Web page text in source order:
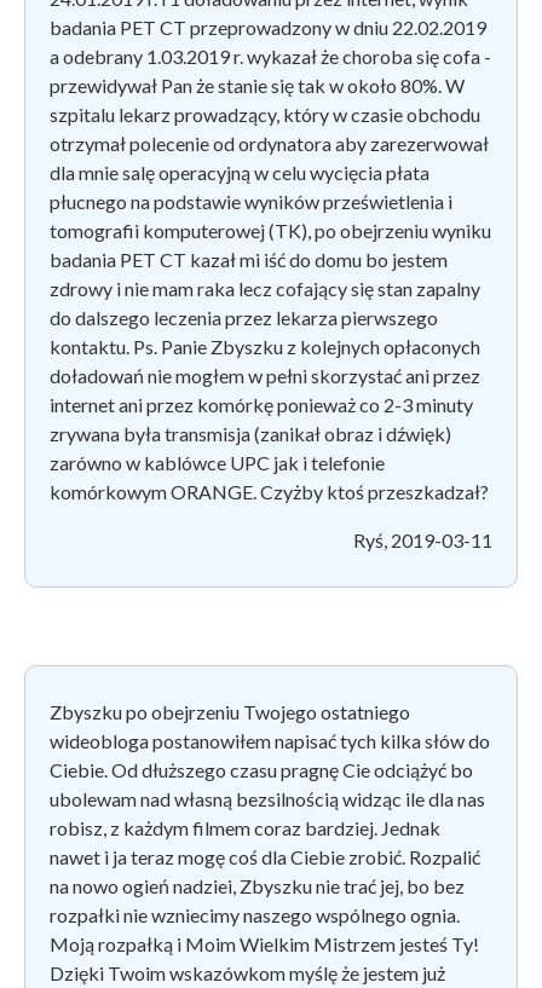
badania PET CT przeprowadzony w dniu 22.02.2019
a odebrany 1.03.2019 r. wykazał że choroba się cofa -
przewidywał Pan że stanie się tak w około 80%. W
szpitalu lekarz prowadzący, który w czasie obchodu
otrzymał polecenie od ordynatora aby zarezerwował
dla mnie salę operacyjną w celu wycięcia płata
płucnego na podstawie wyników prześwietlenia i
tomografii komputerowej (TK), po obejrzeniu wyniku
badania PET CT kazał mi iść do domu bo jestem
zdrowy i nie mam raka lecz cofający się stan zapalny
do dalszego leczenia przez lekarza pierwszego
kontaktu. Ps. Panie Zbyszku z kolejnych opłaconych
doładowań nie mogłem w pełni skorzystać ani przez
internet ani przez komórkę ponieważ co 2-3 minuty
zrywana była transmisja (zanikał obraz i dźwięk)
zarówno w kablówce UPC jak i telefonie
komórkowym ORANGE. Czyżby ktoś przeszkadzał?
Ryś, 2019-03-11
Zbyszku po obejrzeniu Twojego ostatniego
wideobloga postanowiłem napisać tych kilka słów do
Ciebie. Od dłuższego czasu pragnę Cie odciążyć bo
ubolewam nad własną bezsilnością widząc ile dla nas
robisz, z każdym filmem coraz bardziej. Jednak
nawet i ja teraz mogę coś dla Ciebie zrobić. Rozpalić
na nowo ogień nadziei, Zbyszku nie trać jej, bo bez
rozpałki nie wzniecimy naszego wspólnego ognia.
Moją rozpałką i Moim Wielkim Mistrzem jesteś Ty!
Dzięki Twoim wskazówkom myślę że jestem już